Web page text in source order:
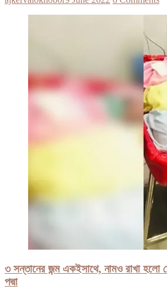
৩ সন্তানের জন্ম একইসাথে, নামও রাখা
পদ্মা